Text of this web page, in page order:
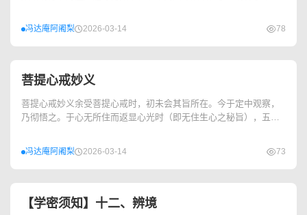
冯达庵阿阇梨 2026-03-14 78
菩提心戒妙义
菩提心戒妙义余受菩提心戒时，初未会其旨所在。今于定中观察，
乃彻悟之。于心无所住而返显心光时（即无住生心之秘旨），五分
冯达庵阿阇梨 2026-03-14 73
【学密须知】十二、辨境